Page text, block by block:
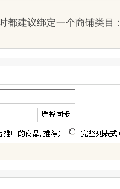
都建议绑定一个商铺类目：